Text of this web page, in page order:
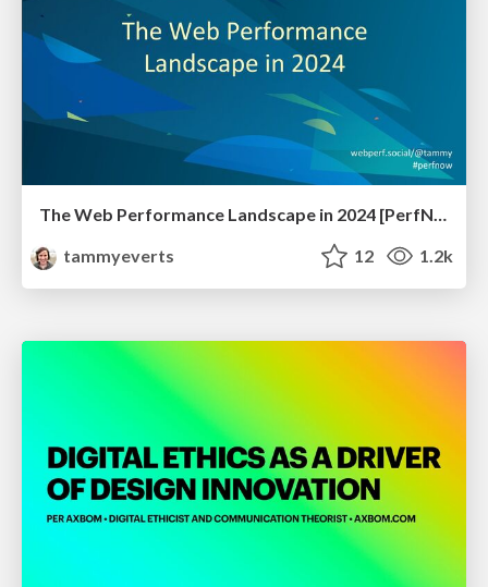
The Web Performance Landscape in 2024 [PerfNow 2024]
tammyeverts
12 1.2k